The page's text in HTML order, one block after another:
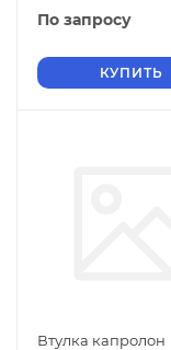
По запросу
КУПИТЬ
Втулка капролон